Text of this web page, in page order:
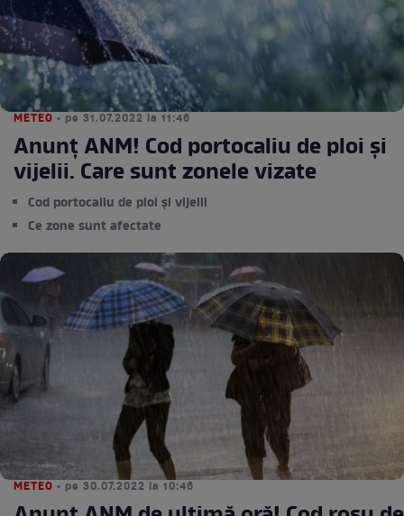
METEO • pe 31.07.2022 la 11:46
Anunț ANM! Cod portocaliu de ploi și
vijelii. Care sunt zonele vizate
Cod portocaliu de ploi și vijelii
Ce zone sunt afectate
METEO • pe 30.07.2022 la 10:46